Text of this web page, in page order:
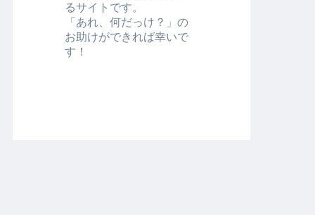
るサイトです。
「あれ、何だっけ？」の
お助けができれば幸いで
す！